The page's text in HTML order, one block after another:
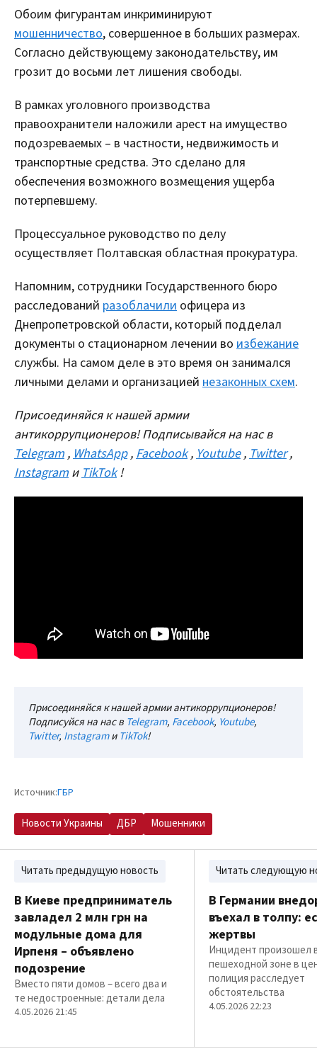
Обоим фигурантам инкриминируют
мошенничество, совершенное в больших размерах.
Согласно действующему законодательству, им
грозит до восьми лет лишения свободы.
В рамках уголовного производства
правоохранители наложили арест на имущество
подозреваемых – в частности, недвижимость и
транспортные средства. Это сделано для
обеспечения возможного возмещения ущерба
потерпевшему.
Процессуальное руководство по делу
осуществляет Полтавская областная прокуратура.
Напомним, сотрудники Государственного бюро
расследований разоблачили офицера из
Днепропетровской области, который подделал
документы о стационарном лечении во избежание
службы. На самом деле в это время он занимался
личными делами и организацией незаконных схем.
Присоединяйся к нашей армии
антикоррупционеров! Подписывайся на нас в
Telegram , WhatsApp , Facebook , Youtube , Twitter ,
Instagram и TikTok !
Присоединяйся к нашей армии антикоррупционеров!
Подписуйся на нас в Telegram, Facebook, Youtube,
Twitter, InstagramиTikTok!
Источник:ГБР
Новости Украины ДБР Мошенники
Читать предыдущую новость
В Киеве предприниматель
завладел 2 млн грн на
модульные дома для
Ирпеня – объявлено
подозрение
Вместо пяти домов – всего два и
те недостроенные: детали дела
4.05.2026 21:45
Читать следующую
В Германии
въехал в толпу:
жертвы
Инцидент произошел
пешеходной зоне в
полиция расследует
обстоятельства
4.05.2026 22:23